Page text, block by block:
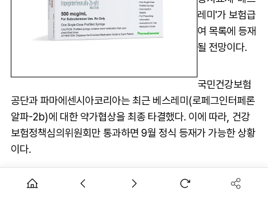
레미'가 보험급
여 목록에 등재
될 전망이다.
국민건강보험
공단과 파마에센시아코리아는 최근 베스레미(로페그인터페론
알파-2b)에 대한 약가협상을 최종 타결했다. 이에 따라, 건강
보험정책심의위원회만 통과하면 9월 정식 등재가 가능한 상황
이다.
베스레미는 지난 2023년 3월 하이드록시우레아에 불응성 또
는 불내성 인진성 적혈구증가증에 급여 절차를 진행했지만 같